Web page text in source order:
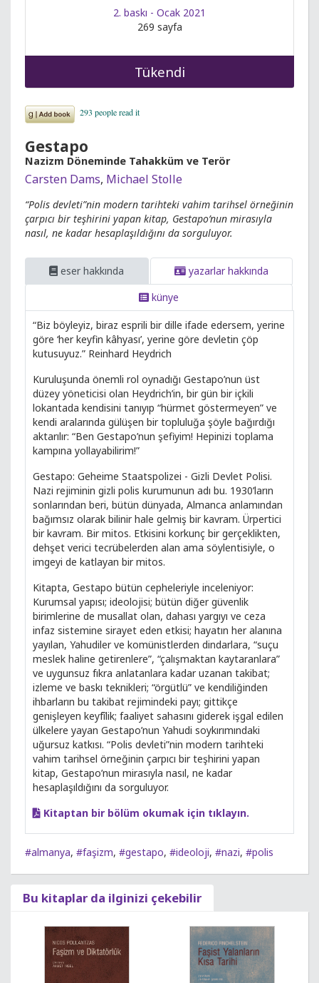
2. baskı - Ocak 2021
269 sayfa
Tükendi
Gestapo
Nazizm Döneminde Tahakküm ve Terör
Carsten Dams, Michael Stolle
“Polis devleti”nin modern tarihteki vahim tarihsel örneğinin
çarpıcı bir teşhirini yapan kitap, Gestapo’nun mirasıyla
nasıl, ne kadar hesaplaşıldığını da sorguluyor.
eser hakkında
yazarlar hakkında
künye
“Biz böyleyiz, biraz esprili bir dille ifade edersem, yerine
göre ‘her keyfin kâhyası’, yerine göre devletin çöp
kutusuyuz.” Reinhard Heydrich
Kuruluşunda önemli rol oynadığı Gestapo’nun üst
düzey yöneticisi olan Heydrich’in, bir gün bir içkili
lokantada kendisini tanıyıp “hürmet göstermeyen” ve
kendi aralarında gülüşen bir topluluğa şöyle bağırdığı
aktarılır: “Ben Gestapo’nun şefiyim! Hepinizi toplama
kampına yollayabilirim!”
Gestapo: Geheime Staatspolizei - Gizli Devlet Polisi.
Nazi rejiminin gizli polis kurumunun adı bu. 1930’ların
sonlarından beri, bütün dünyada, Almanca anlamından
bağımsız olarak bilinir hale gelmiş bir kavram. Ürpertici
bir kavram. Bir mitos. Etkisini korkunç bir gerçeklikten,
dehşet verici tecrübelerden alan ama söylentisiyle, o
imgeyi de katlayan bir mitos.
Kitapta, Gestapo bütün cepheleriyle inceleniyor:
Kurumsal yapısı; ideolojisi; bütün diğer güvenlik
birimlerine de musallat olan, dahası yargıyı ve ceza
infaz sistemine sirayet eden etkisi; hayatın her alanına
yayılan, Yahudiler ve komünistlerden dindarlara, “suçu
meslek haline getirenlere”, “çalışmaktan kaytaranlara”
ve uygunsuz fıkra anlatanlara kadar uzanan takibat;
izleme ve baskı teknikleri; “örgütlü” ve kendiliğinden
ihbarların bu takibat rejimindeki payı; gittikçe
genişleyen keyfîlik; faaliyet sahasını giderek işgal edilen
ülkelere yayan Gestapo’nun Yahudi soykırımındaki
uğursuz katkısı. “Polis devleti”nin modern tarihteki
vahim tarihsel örneğinin çarpıcı bir teşhirini yapan
kitap, Gestapo’nun mirasıyla nasıl, ne kadar
hesaplaşıldığını da sorguluyor.
Kitaptan bir bölüm okumak için tıklayın.
#almanya, #faşizm, #gestapo, #ideoloji, #nazi, #polis
Bu kitaplar da ilginizi çekebilir